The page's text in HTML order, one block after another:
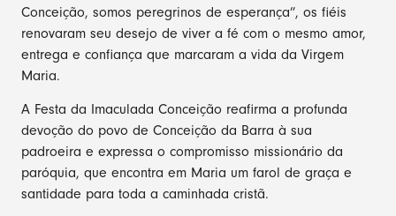
Conceição, somos peregrinos de esperança”, os fiéis
renovaram seu desejo de viver a fé com o mesmo amor,
entrega e confiança que marcaram a vida da Virgem
Maria.
A Festa da Imaculada Conceição reafirma a profunda
devoção do povo de Conceição da Barra à sua
padroeira e expressa o compromisso missionário da
paróquia, que encontra em Maria um farol de graça e
santidade para toda a caminhada cristã.